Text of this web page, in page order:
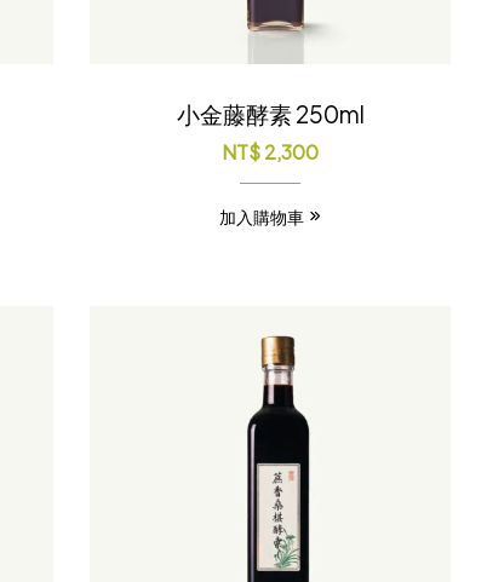
小金藤酵素 250ml
NT$2,300
加入購物車